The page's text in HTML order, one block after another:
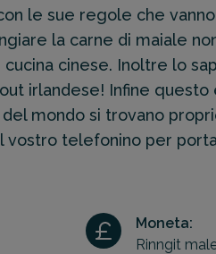
le sue regole che
la carne di maiale
cinese. Inoltre lo
irlandese! Infine questo
mondo si trovano
telefonino per
Moneta:
Rinngit